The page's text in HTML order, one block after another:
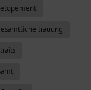
elopement
trauung